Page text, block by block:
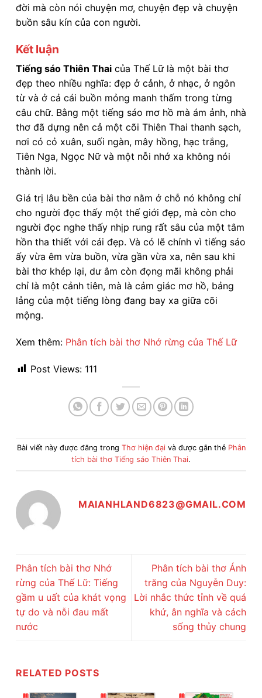
đời mà còn nói chuyện mơ, chuyện đẹp và chuyện
buồn sâu kín của con người.
Kết luận
Tiếng sáo Thiên Thai của Thế Lữ là một bài thơ
đẹp theo nhiều nghĩa: đẹp ở cảnh, ở nhạc, ở ngôn
từ và ở cả cái buồn mỏng manh thấm trong từng
câu chữ. Bằng một tiếng sáo mơ hồ mà ám ảnh, nhà
thơ đã dựng nên cả một cõi Thiên Thai thanh sạch,
nơi có cỏ xuân, suối ngàn, mây hồng, hạc trắng,
Tiên Nga, Ngọc Nữ và một nỗi nhớ xa không nói
thành lời.
Giá trị lâu bền của bài thơ nằm ở chỗ nó không chỉ
cho người đọc thấy một thế giới đẹp, mà còn cho
người đọc nghe thấy nhịp rung rất sâu của một tâm
hồn tha thiết với cái đẹp. Và có lẽ chính vì tiếng sáo
ấy vừa êm vừa buồn, vừa gần vừa xa, nên sau khi
bài thơ khép lại, dư âm còn đọng mãi không phải
chỉ là một cảnh tiên, mà là cảm giác mơ hồ, bảng
lảng của một tiếng lòng đang bay xa giữa cõi
mộng.
Xem thêm: Phân tích bài thơ Nhớ rừng của Thế Lữ
Post Views: 111
Bài viết này được đăng trong Thơ hiện đạivà được gắn thẻ Phân
tích bài thơ Tiếng sáo Thiên Thai.
MAIANHLAND6823@GMAIL.COM
Phân tích bài thơ Nhớ
rừng của Thế Lữ: Tiếng
gầm u uất của khát vọng
tự do và nỗi đau mất
nước
Phân tích bài thơ Ánh
trăng của Nguyễn Duy:
Lời nhắc thức tỉnh về quá
khứ, ân nghĩa và cách
sống thủy chung
RELATED POSTS